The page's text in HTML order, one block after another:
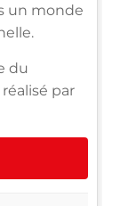
un monde
du
par